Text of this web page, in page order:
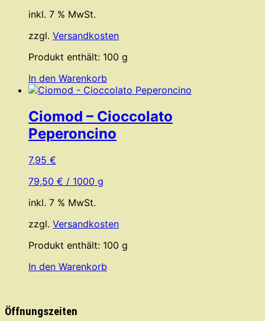
inkl. 7 % MwSt.
zzgl. Versandkosten
Produkt enthält: 100 g
In den Warenkorb
Ciomod – Cioccolato
Peperoncino
7,95 €
79,50 € / 1000 g
inkl. 7 % MwSt.
zzgl. Versandkosten
Produkt enthält: 100 g
In den Warenkorb
Öffnungszeiten